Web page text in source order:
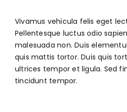
Vivamus vehicula felis eget
Pellentesque luctus odio
malesuada non. Duis
quis mattis tortor. Duis quis
ultrices tempor et ligula. Sed
tincidunt tempor.